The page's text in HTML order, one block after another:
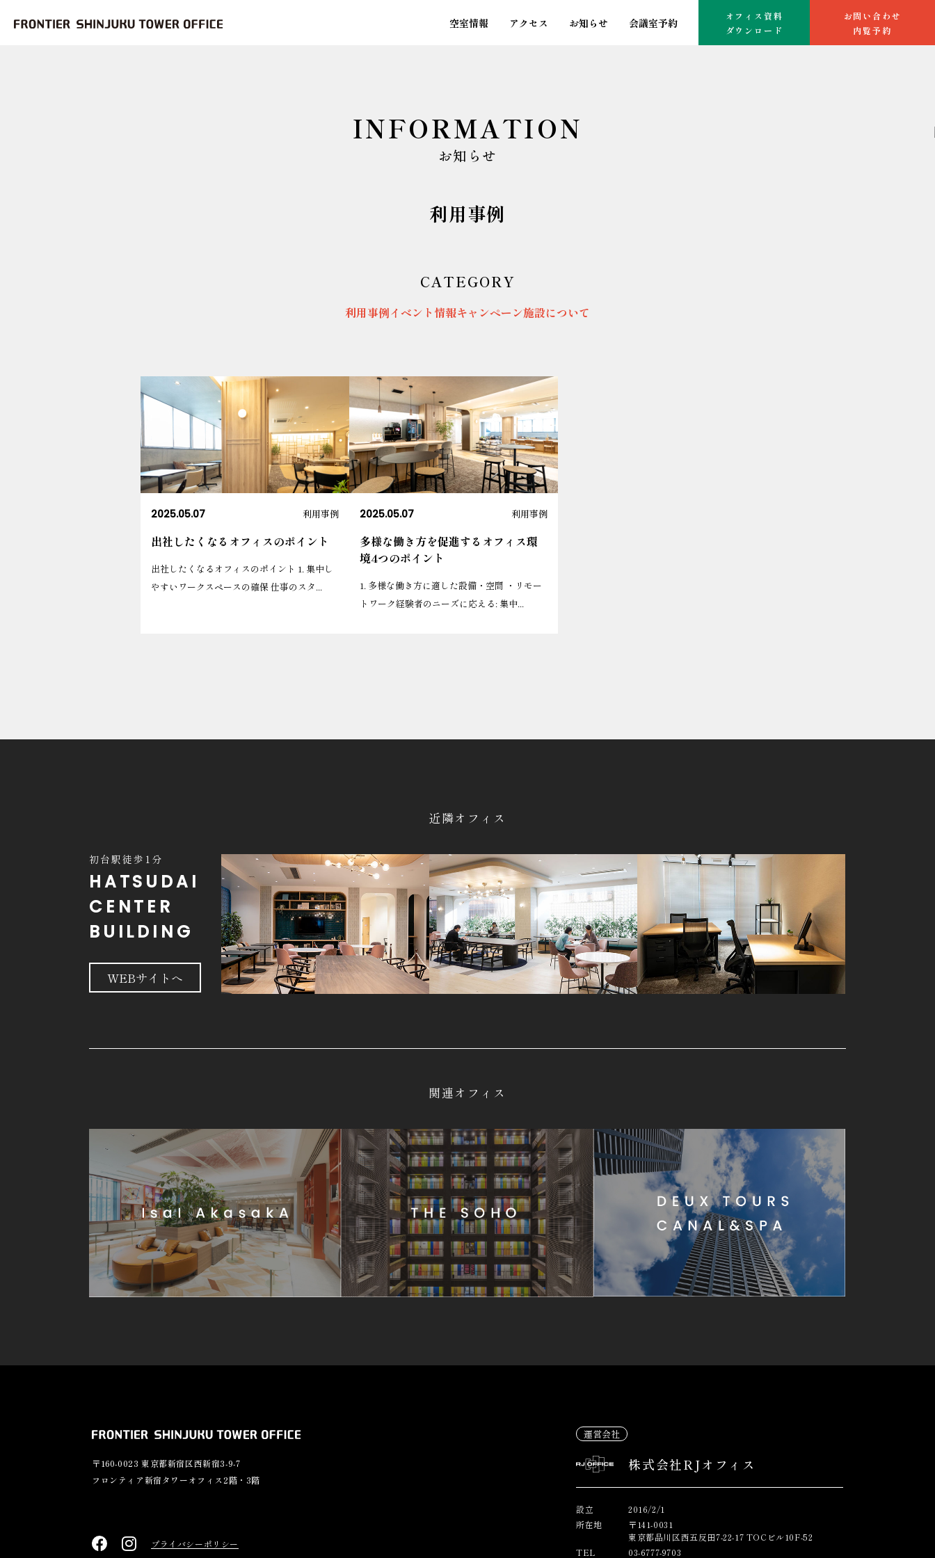
空室情報 アクセス お知らせ 会議室予約
オフィス資料
ダウンロード
お問い合わせ
内覧予約
INFORMATION
お知らせ
利用事例
CATEGORY
利用事例イベント情報キャンペーン施設について
2025.05.07 利用事例
出社したくなるオフィスのポイント
出社したくなるオフィスのポイント 1. 集中し
やすいワークスペースの確保 仕事のスタ...
2025.05.07 利用事例
多様な働き方を促進するオフィス環
境4つのポイント
1. 多様な働き方に適した設備・空間 ・リモー
トワーク経験者のニーズに応える: 集中...
近隣オフィス
初台駅徒歩1分
HATSUDAI
CENTER
BUILDING
WEBサイトへ
関連オフィス
運営会社
株式会社RJオフィス
設立
2016/2/1
所在地
〒141-0031
東京都品川区西五反田7-22-17 TOCビル10F-52
TEL
03-6777-9703
〒160-0023 東京都新宿区西新宿3-9-7
フロンティア新宿タワーオフィス2階・3階
プライバシーポリシー